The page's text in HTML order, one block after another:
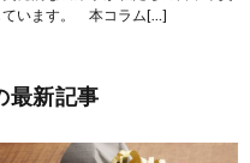
ています。 本コラム[…]
最新記事